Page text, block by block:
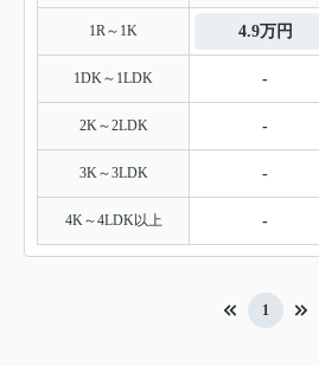
1R～1K 4.9万円
1DK～1LDK -
2K～2LDK -
3K～3LDK -
4K～4LDK以上 -
1